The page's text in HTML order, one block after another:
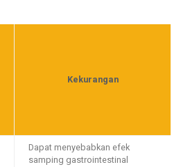
Kekurangan
Dapat menyebabkan efek
samping gastrointestinal